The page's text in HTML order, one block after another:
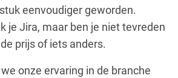
eenvoudiger geworden.
je Jira, maar ben je niet tevreden
prijs of iets anders.
onze ervaring in de branche